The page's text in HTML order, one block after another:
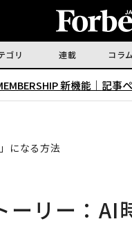
ゴリ 連載 コラ
新機能｜ 記事
になる方法
ーリー：AI